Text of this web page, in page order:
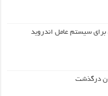
سیستم عامل اندروید
درگذشت